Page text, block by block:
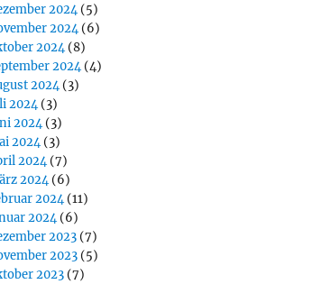
2024(5)
2024(6)
2024(8)
2024(4)
2024(3)
2024(3)
2024(3)
2024(3)
2024(7)
2024(6)
2024(11)
2024(6)
2023 (7)
2023 (5)
2023 (7)